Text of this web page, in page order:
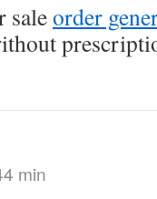
saleorder
min